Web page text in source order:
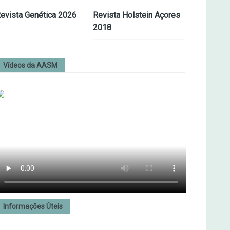
Genética 2026
Revista Holstein Açores
2018
Vídeos da AASM
Informações Úteis